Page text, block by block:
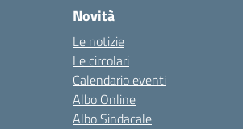
Novità
Le notizie
Le circolari
Calendario eventi
Albo Online
Albo Sindacale